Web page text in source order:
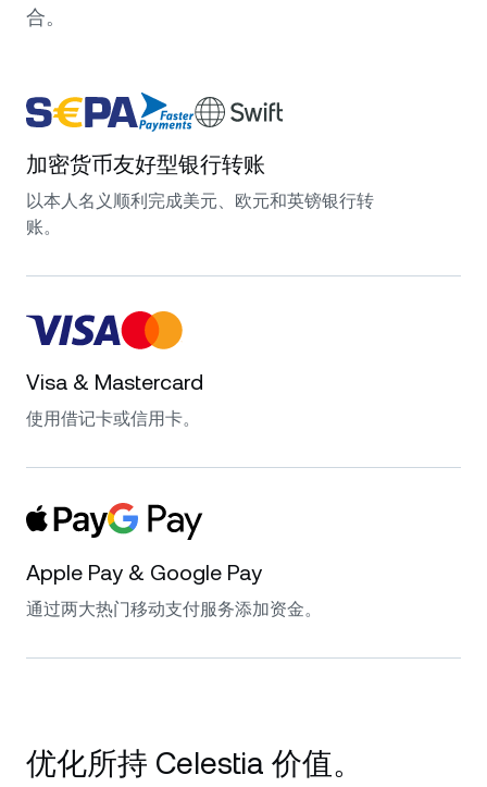
合。
加密货币友好型银行转账
以本人名义顺利完成美元、欧元和英镑银行转
账。
Visa & Mastercard
使用借记卡或信用卡。
Apple Pay & Google Pay
通过两大热门移动支付服务添加资金。
优化所持 Celestia 价值。